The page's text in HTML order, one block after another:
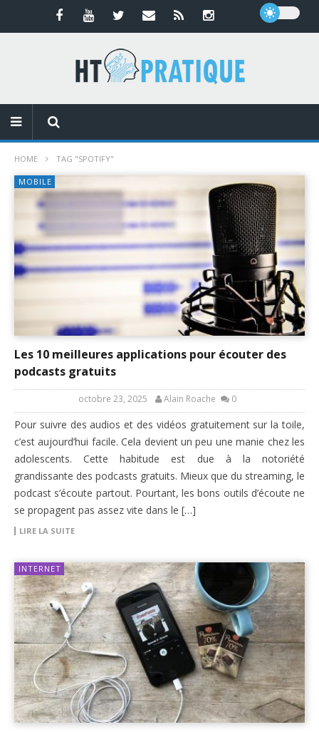
HOME TAG "SPOTIFY"
MOBILE
Les 10 meilleures applications pour écouter des
podcasts gratuits
octobre 23, 2025 Alain Roache 0
Pour suivre des audios et des vidéos gratuitement sur la toile,
c’est aujourd’hui facile. Cela devient un peu une manie chez les
adolescents. Cette habitude est due à la notoriété
grandissante des podcasts gratuits. Mieux que du streaming, le
podcast s’écoute partout. Pourtant, les bons outils d’écoute ne
se propagent pas assez vite dans le […]
LIRE LA SUITE
INTERNET